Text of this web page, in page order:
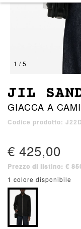
1 / 5
JIL
GIACCA A
Codice prodotto:
€ 425,00
Prezzo di listino: €
1 colore disponibile